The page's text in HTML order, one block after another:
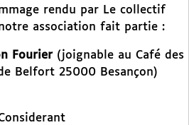
rendu par Le collectif
association fait partie :
Fourier(joignable au Café des
Belfort 25000 Besançon)